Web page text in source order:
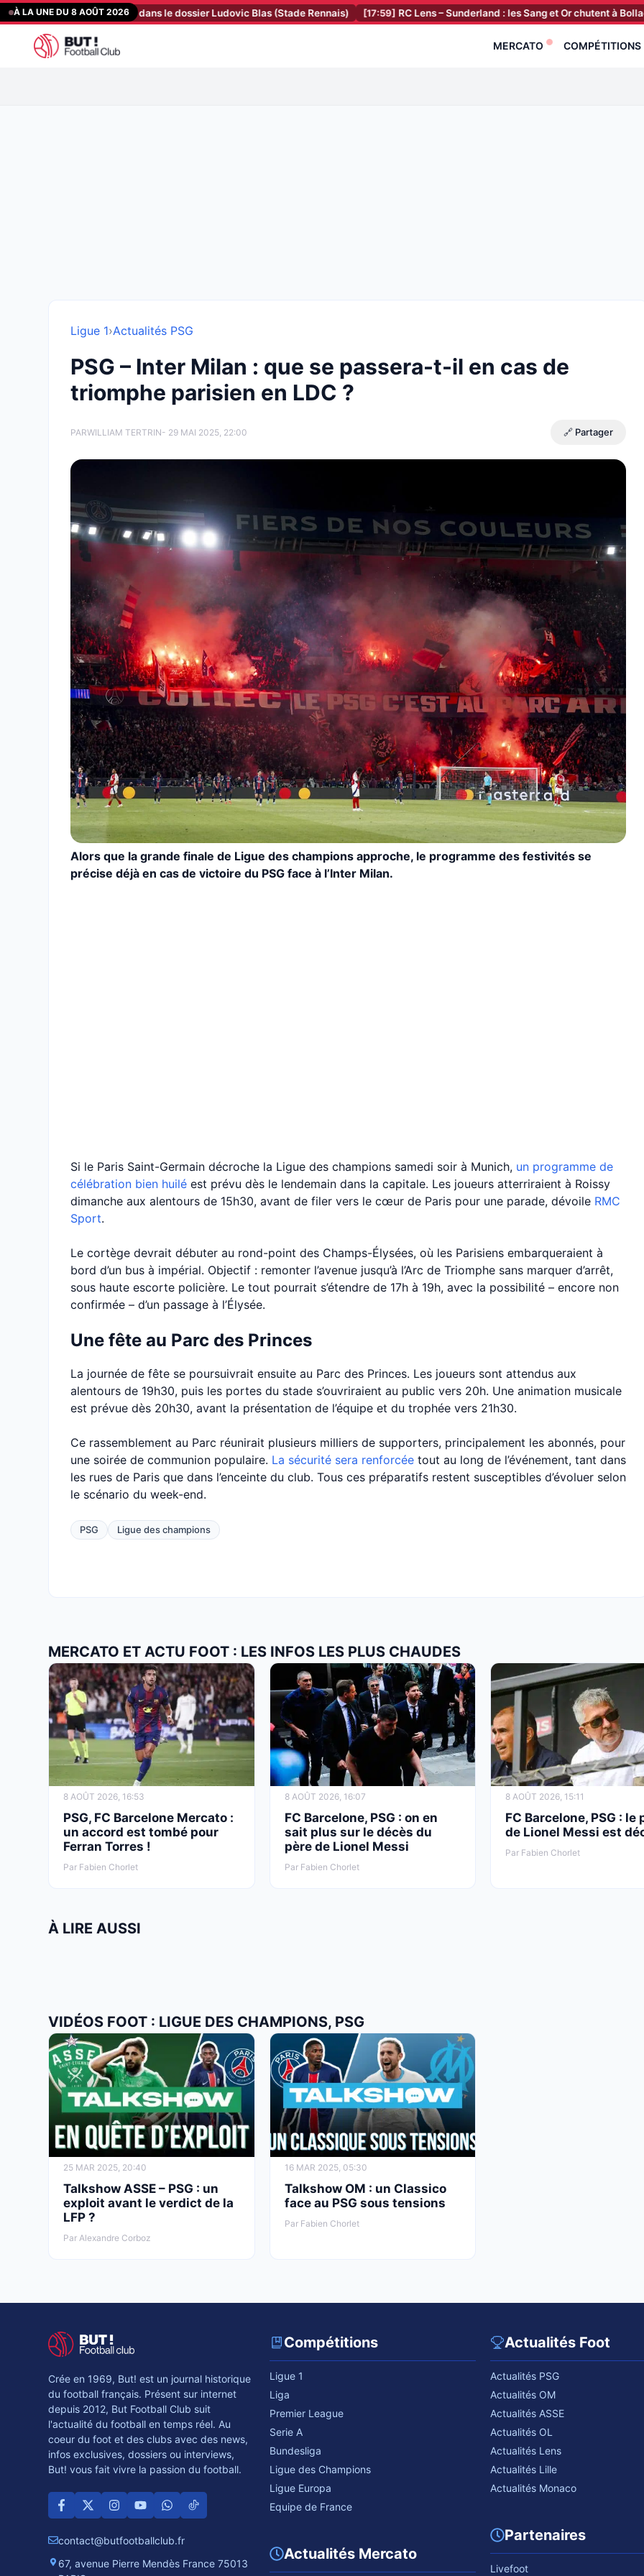
Aller
au
contenu
À LA UNE DU 8 AOÛT 2026
mauvaise nouvelle dans le dossier Ludovic Blas (Stade Rennais) [17:59] RC Lens – Sunderland : les Sang et Or chutent à Bollaert
MERCATO COMPÉTITIONS
Ligue 1›Actualités PSG
PSG – Inter Milan : que se passera-t-il en cas de
triomphe parisien en LDC ?
PARWILLIAM TERTRIN- 29 MAI 2025, 22:00 🔗 Partager
Alors que la grande finale de Ligue des champions approche, le programme des festivités se
précise déjà en cas de victoire du PSG face à l’Inter Milan.
Si le Paris Saint-Germain décroche la Ligue des champions samedi soir à Munich, un programme de
célébration bien huilé est prévu dès le lendemain dans la capitale. Les joueurs atterriraient à Roissy
dimanche aux alentours de 15h30, avant de filer vers le cœur de Paris pour une parade, dévoile RMC
Sport.
Le cortège devrait débuter au rond-point des Champs-Élysées, où les Parisiens embarqueraient à
bord d’un bus à impérial. Objectif : remonter l’avenue jusqu’à l’Arc de Triomphe sans marquer d’arrêt,
sous haute escorte policière. Le tout pourrait s’étendre de 17h à 19h, avec la possibilité – encore non
confirmée – d’un passage à l’Élysée.
Une fête au Parc des Princes
La journée de fête se poursuivrait ensuite au Parc des Princes. Les joueurs sont attendus aux
alentours de 19h30, puis les portes du stade s’ouvriraient au public vers 20h. Une animation musicale
est prévue dès 20h30, avant la présentation de l’équipe et du trophée vers 21h30.
Ce rassemblement au Parc réunirait plusieurs milliers de supporters, principalement les abonnés, pour
une soirée de communion populaire. La sécurité sera renforcée tout au long de l’événement, tant dans
les rues de Paris que dans l’enceinte du club. Tous ces préparatifs restent susceptibles d’évoluer selon
le scénario du week-end.
PSG Ligue des champions
MERCATO ET ACTU FOOT : LES INFOS LES PLUS CHAUDES
8 AOÛT 2026, 16:53
PSG, FC Barcelone Mercato :
un accord est tombé pour
Ferran Torres !
Par Fabien Chorlet
8 AOÛT 2026, 16:07
FC Barcelone, PSG : on en
sait plus sur le décès du
père de Lionel Messi
Par Fabien Chorlet
8 AOÛT 2026, 15:11
FC Barcelone, PSG : le
de Lionel Messi est
Par Fabien Chorlet
À LIRE AUSSI
VIDÉOS FOOT : LIGUE DES CHAMPIONS, PSG
25 MAR 2025, 20:40
Talkshow ASSE – PSG : un
exploit avant le verdict de la
LFP ?
Par Alexandre Corboz
16 MAR 2025, 05:30
Talkshow OM : un Classico
face au PSG sous tensions
Par Fabien Chorlet
Crée en 1969, But! est un journal historique
du football français. Présent sur internet
depuis 2012, But Football Club suit
l'actualité du football en temps réel. Au
coeur du foot et des clubs avec des news,
infos exclusives, dossiers ou interviews,
But! vous fait vivre la passion du football.
contact@butfootballclub.fr
67, avenue Pierre Mendès France 75013
Compétitions
Ligue 1
Liga
Premier League
Serie A
Bundesliga
Ligue des Champions
Ligue Europa
Equipe de France
Actualités Mercato
Actualités Foot
Actualités PSG
Actualités OM
Actualités ASSE
Actualités OL
Actualités Lens
Actualités Lille
Actualités Monaco
Partenaires
Livefoot